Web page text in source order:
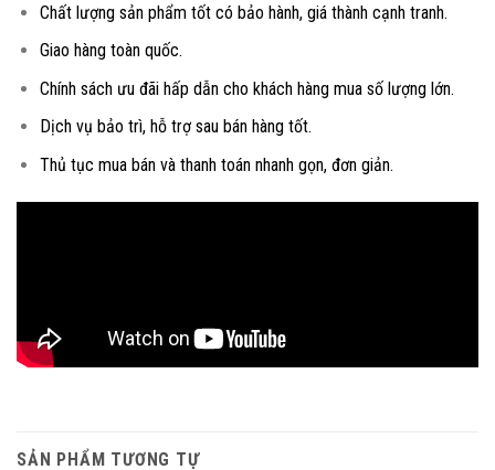
Chất lượng sản phẩm tốt có bảo hành, giá thành cạnh tranh.
Giao hàng toàn quốc.
Chính sách ưu đãi hấp dẫn cho khách hàng mua số lượng lớn.
Dịch vụ bảo trì, hỗ trợ sau bán hàng tốt.
Thủ tục mua bán và thanh toán nhanh gọn, đơn giản.
SẢN PHẨM TƯƠNG TỰ